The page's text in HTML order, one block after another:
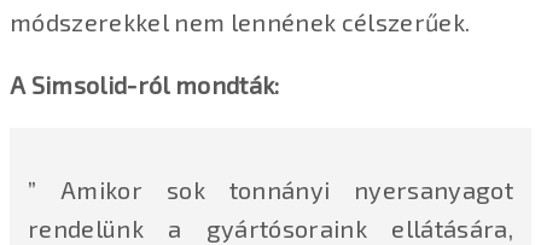
módszerekkel nem lennének célszerűek.
A Simsolid-ról mondták:
” Amikor sok tonnányi nyersanyagot
rendelünk a gyártósoraink ellátására,